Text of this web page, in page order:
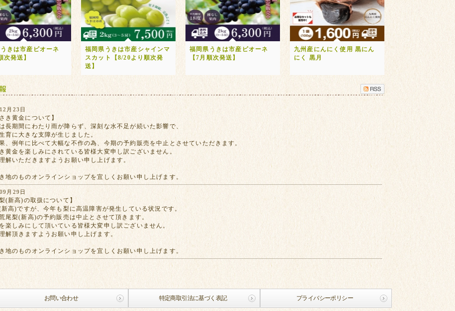
きは市産ピオーネ
次発送】
福岡県うきは市産シャインマ
スカット【8/20より順次発
送】
福岡県うきは市産ピオーネ
【7月順次発送】
九州産にんにく使用 黒にん
にく 黒月
月23日
き黄金について】
長期間にわたり雨が降らず、深刻な水不足が続いた影響で、
育に大きな支障が生じました。
、例年に比べて大幅な不作の為、今期の予約販売を中止とさせていただきます。
黄金を楽しみにされている皆様大変申し訳ございません。
解いただきますようお願い申し上げます。
地のものオンラインショップを宜しくお願い申し上げます。
月29日
梨(新高)の取扱について】
高)ですが、今年も梨に高温障害が発生している状況です。
尾梨(新高)の予約販売は中止とさせて頂きます。
楽しみにして頂いている皆様大変申し訳ございません。
解頂きますようお願い申し上げます。
地のものオンラインショップを宜しくお願い申し上げます。
お問い合わせ 特定商取引法に基づく表記 プライバシーポリシー